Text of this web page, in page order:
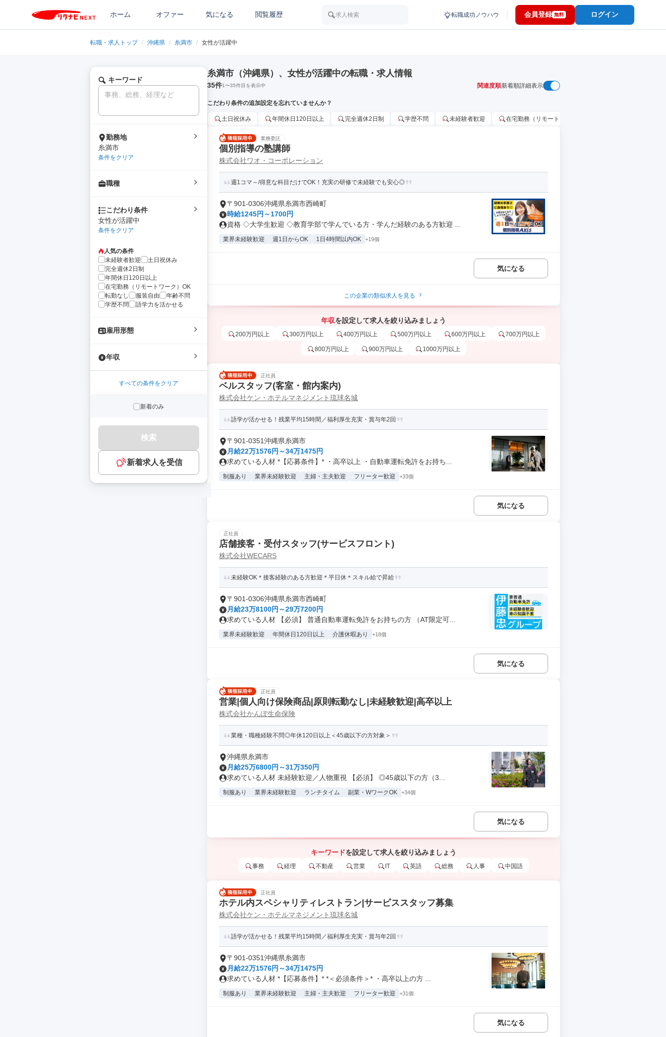
ホーム オファー 気になる 閲覧履歴 求人検索 転職成功ノウハウ 会員登録 無料 ログイン
転職・求人トップ / 沖縄県 / 糸満市 / 女性が活躍中
キーワード
勤務地
糸満市
条件をクリア
職種
こだわり条件
女性が活躍中
条件をクリア
人気の条件
未経験者歓迎
土日祝休み
完全週休2日制
年間休日120日以上
在宅勤務（リモートワーク）OK
転勤なし
服装自由
年齢不問
学歴不問
語学力を活かせる
雇用形態
年収
すべての条件をクリア
新着のみ
検索
新着求人を受信
糸満市（沖縄県）、女性が活躍中の転職・求人情報
35件1〜35件目を表示中 関連度順新着順詳細表示
こだわり条件の追加設定を忘れていませんか？
土日祝休み 年間休日120日以上 完全週休2日制 学歴不問 未経験者歓迎 在宅勤務（リモートワーク）OK
業務委託
個別指導の塾講師
株式会社ワオ・コーポレーション
週1コマ～/得意な科目だけでOK！充実の研修で未経験でも安心◎
〒901-0306沖縄県糸満市西崎町
時給1245円～1700円
資格 ◇大学生歓迎 ◇教育学部で学んでいる方・学んだ経験のある方歓迎 ...
業界未経験歓迎 週1日からOK 1日4時間以内OK +19個
気になる
この企業の類似求人を見る
年収を設定して求人を絞り込みましょう
200万円以上 300万円以上 400万円以上 500万円以上 600万円以上 700万円以上
800万円以上 900万円以上 1000万円以上
正社員
ベルスタッフ(客室・館内案内)
株式会社ケン・ホテルマネジメント琉球名城
語学が活かせる！残業平均15時間／福利厚生充実・賞与年2回
〒901-0351沖縄県糸満市
月給22万1576円～34万1475円
求めている人材 *【応募条件】* ・高卒以上 ・自動車運転免許をお持ち...
制服あり 業界未経験歓迎 主婦・主夫歓迎 フリーター歓迎 +33個
気になる
正社員
店舗接客・受付スタッフ(サービスフロント)
株式会社WECARS
未経験OK＊接客経験のある方歓迎＊平日休＊スキル給で昇給
〒901-0306沖縄県糸満市西崎町
月給23万8100円～29万7200円
求めている人材 【必須】 普通自動車運転免許をお持ちの方 （AT限定可...
業界未経験歓迎 年間休日120日以上 介護休暇あり +18個
気になる
正社員
営業|個人向け保険商品|原則転勤なし|未経験歓迎|高卒以上
株式会社かんぽ生命保険
業種・職種経験不問◎年休120日以上＜45歳以下の方対象＞
沖縄県糸満市
月給25万6800円～31万350円
求めている人材 未経験歓迎／人物重視 【必須】 ◎45歳以下の方（3...
制服あり 業界未経験歓迎 ランチタイム 副業・WワークOK +34個
気になる
キーワードを設定して求人を絞り込みましょう
事務 経理 不動産 営業 IT 英語 総務 人事 中国語
正社員
ホテル内スペシャリティレストラン|サービススタッフ募集
株式会社ケン・ホテルマネジメント琉球名城
語学が活かせる！残業平均15時間／福利厚生充実・賞与年2回
〒901-0351沖縄県糸満市
月給22万1576円～34万1475円
求めている人材 *【応募条件】* *＜必須条件＞* ・高卒以上の方 ...
制服あり 業界未経験歓迎 主婦・主夫歓迎 フリーター歓迎 +31個
気になる